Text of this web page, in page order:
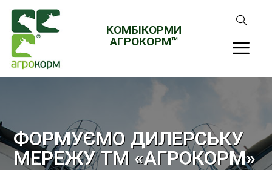
КОМБІКОРМИ
АГРОКОРМ™
ФОРМУЄМО ДИЛЕРСЬКУ
МЕРЕЖУ ТМ «АГРОКОРМ»